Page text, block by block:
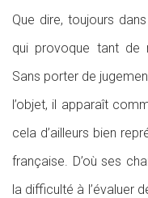
Que dire, toujours
qui provoque tant de
Sans porter de
l’objet, il apparaît
cela d’ailleurs bien
française. D’où ses
la difficulté à l’évaluer